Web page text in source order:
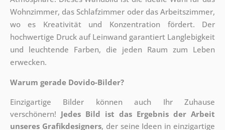
Wohnzimmer, das Schlafzimmer oder das Arbeitszimmer,
wo es Kreativität und Konzentration fördert. Der
hochwertige Druck auf Leinwand garantiert Langlebigkeit
und leuchtende Farben, die jeden Raum zum Leben
erwecken.
Warum gerade Dovido-Bilder?
Einzigartige Bilder können auch Ihr Zuhause
verschönern! Jedes Bild ist das Ergebnis der Arbeit
unseres Grafikdesigners, der seine Ideen in einzigartige